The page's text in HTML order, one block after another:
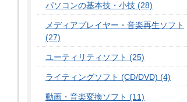
パソコンの基本技・小技 (28)
メディアプレイヤー・音楽再生ソフト
(27)
ユーティリティソフト (25)
ライティングソフト (CD/DVD) (4)
動画・音楽変換ソフト (11)